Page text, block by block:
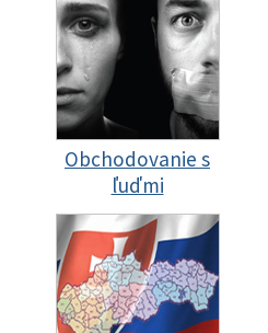
Obchodovanie s
ľuďmi